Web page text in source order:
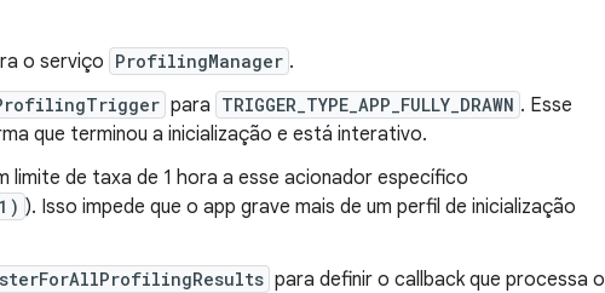
o serviço ProfilingManager .
para TRIGGER_TYPE_APP_FULLY_DRAWN . Esse
que terminou a inicialização e está interativo.
limite de taxa de 1 hora a esse acionador específico
). Isso impede que o app grave mais de um perfil de inicialização
para definir o callback que processa o